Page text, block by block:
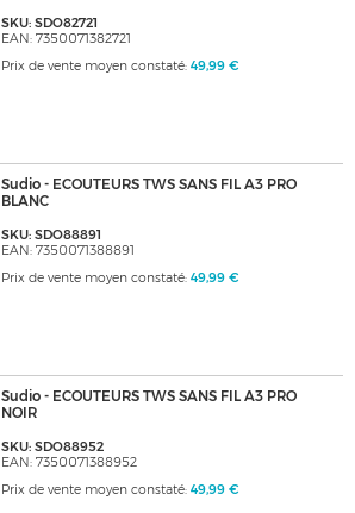
SKU: SDO82721
EAN: 7350071382721
Prix de vente moyen constaté: 49,99 €
Sudio - ECOUTEURS TWS SANS FIL A3 PRO
BLANC
SKU: SDO88891
EAN: 7350071388891
Prix de vente moyen constaté: 49,99 €
Sudio - ECOUTEURS TWS SANS FIL A3 PRO
NOIR
SKU: SDO88952
EAN: 7350071388952
Prix de vente moyen constaté: 49,99 €